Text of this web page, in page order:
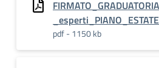
pdf - 1150 kb